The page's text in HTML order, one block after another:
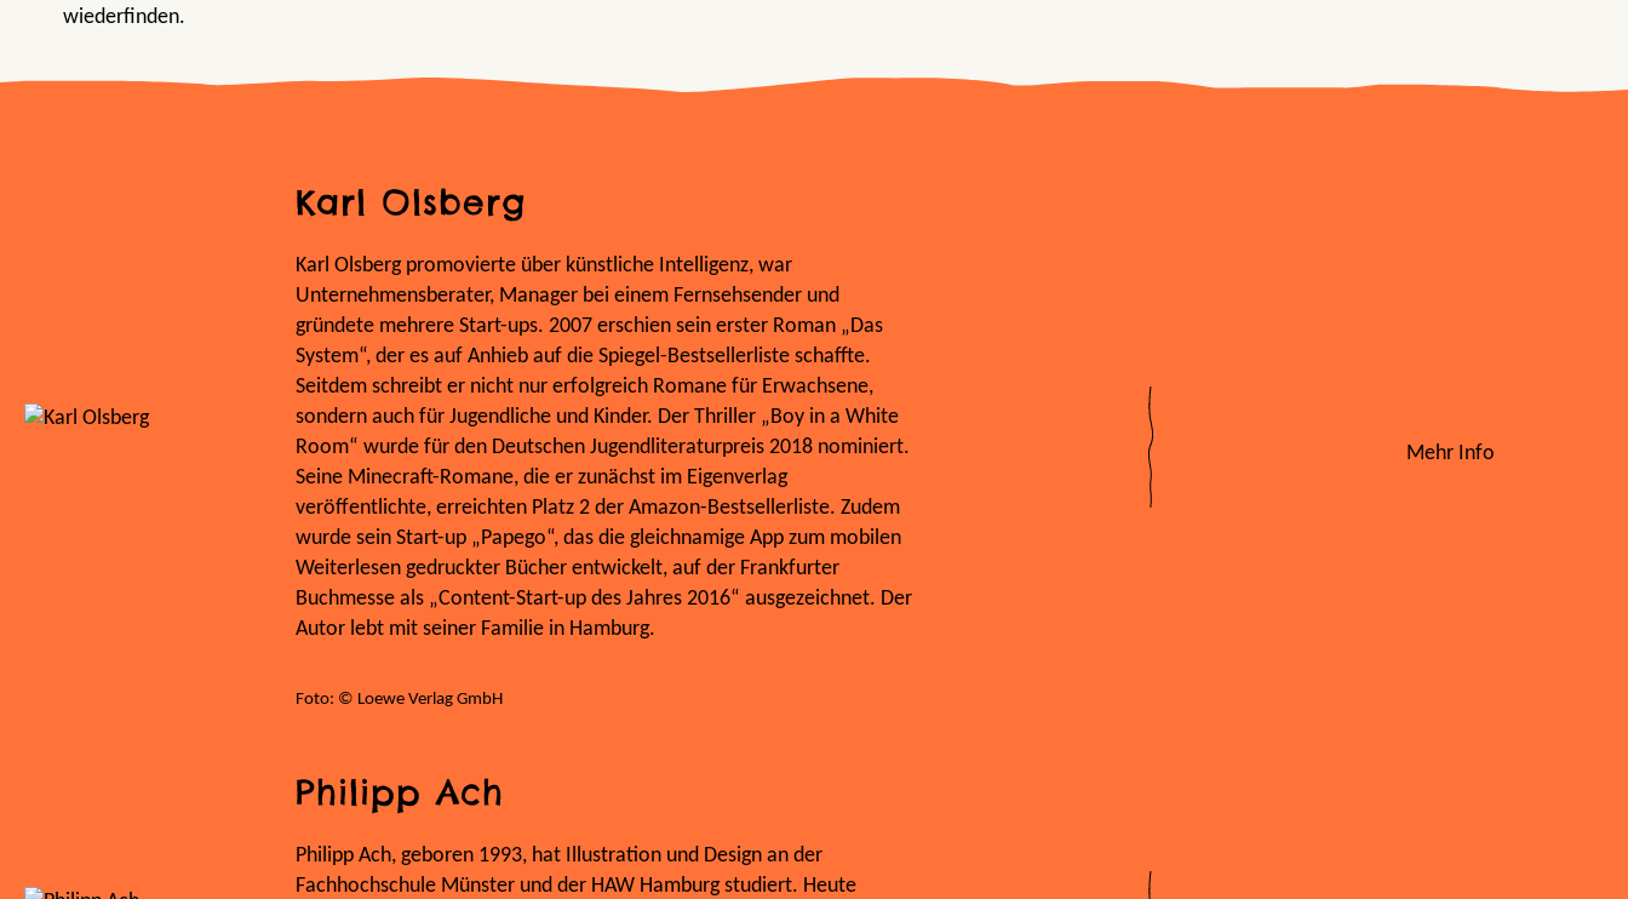
wiederfinden.
Karl Olsberg
Karl Olsberg promovierte über künstliche Intelligenz, war
Unternehmensberater, Manager bei einem Fernsehsender und
gründete mehrere Start-ups. 2007 erschien sein erster Roman „Das
System“, der es auf Anhieb auf die Spiegel-Bestsellerliste schaffte.
Seitdem schreibt er nicht nur erfolgreich Romane für Erwachsene,
sondern auch für Jugendliche und Kinder. Der Thriller „Boy in a White
Room“ wurde für den Deutschen Jugendliteraturpreis 2018 nominiert.
Seine Minecraft-Romane, die er zunächst im Eigenverlag
veröffentlichte, erreichten Platz 2 der Amazon-Bestsellerliste. Zudem
wurde sein Start-up „Papego“, das die gleichnamige App zum mobilen
Weiterlesen gedruckter Bücher entwickelt, auf der Frankfurter
Buchmesse als „Content-Start-up des Jahres 2016“ ausgezeichnet. Der
Autor lebt mit seiner Familie in Hamburg.
Foto: © Loewe Verlag GmbH
Mehr Info
Philipp Ach
Philipp Ach, geboren 1993, hat Illustration und Design an der
Fachhochschule Münster und der HAW Hamburg studiert. Heute